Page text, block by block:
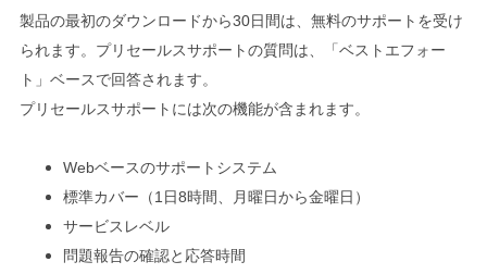
製品の最初のダウンロードから30日間は、無料のサポートを受け
られます。プリセールスサポートの質問は、「ベストエフォー
ト」ベースで回答されます。
プリセールスサポートには次の機能が含まれます。
Webベースのサポートシステム
標準カバー（1日8時間、月曜日から金曜日）
サービスレベル
問題報告の確認と応答時間